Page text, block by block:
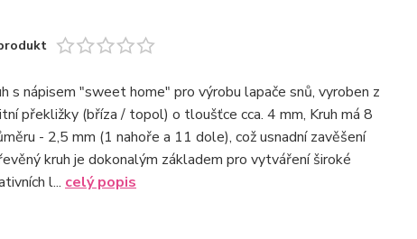
s nápisem "sweet home" pro výrobu lapače snů, vyroben z
překližky (bříza / topol) o tloušťce cca. 4 mm, Kruh má 8
- 2,5 mm (1 nahoře a 11 dole), což usnadní zavěšení
kruh je dokonalým základem pro vytváření široké
l... celý popis